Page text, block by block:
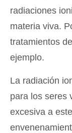
radiaciones
materia viva.
tratamientos de
ejemplo.
La radiación
para los seres
excesiva a